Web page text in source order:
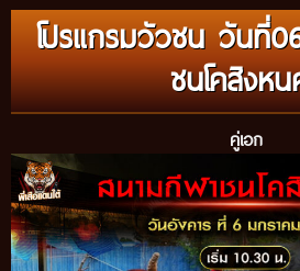
โปรแกรมวัวชน วันที่
ชนโคสิงห
คู่เอก